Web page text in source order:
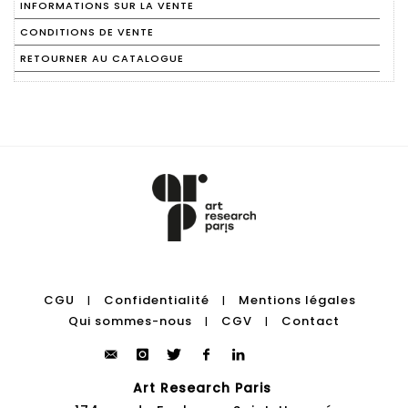
INFORMATIONS SUR LA VENTE
CONDITIONS DE VENTE
RETOURNER AU CATALOGUE
CGU | Confidentialité |
Mentions légales
Qui sommes-nous
| CGV | Contact
Art Research Paris